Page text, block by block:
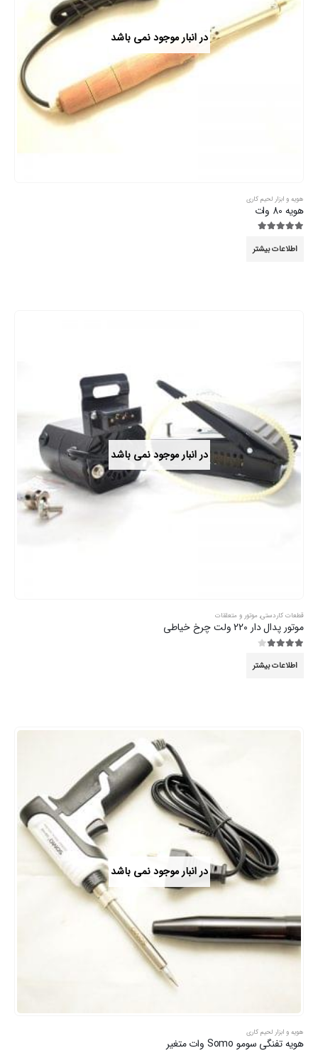
در انبار موجود نمی باشد
هویه و ابزار لحیم کاری
هویه 80 وات
اطلاعات بیشتر
در انبار موجود نمی باشد
قطعات کاردستی, موتور و متعلقات
موتور پدال دار 220 ولت چرخ خیاطی
اطلاعات بیشتر
در انبار موجود نمی باشد
هویه و ابزار لحیم کاری
هویه تفنگی سومو Somo وات متغیر